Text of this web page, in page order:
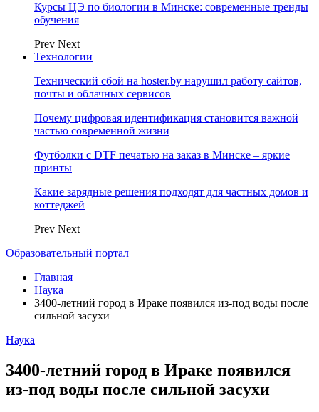
Курсы ЦЭ по биологии в Минске: современные тренды
обучения
Prev Next
Технологии
Технический сбой на hoster.by нарушил работу сайтов,
почты и облачных сервисов
Почему цифровая идентификация становится важной
частью современной жизни
Футболки с DTF печатью на заказ в Минске – яркие
принты
Какие зарядные решения подходят для частных домов и
коттеджей
Prev Next
Образовательный портал
Главная
Наука
3400-летний город в Ираке появился из-под воды после
сильной засухи
Наука
3400-летний город в Ираке появился
из-под воды после сильной засухи